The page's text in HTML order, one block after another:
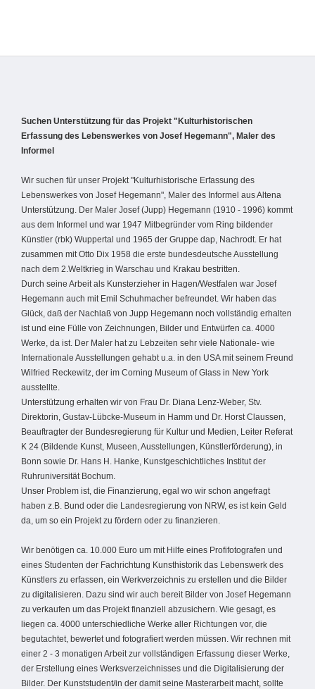
Suchen Unterstützung für das Projekt "Kulturhistorischen
Erfassung des Lebenswerkes von Josef Hegemann", Maler des
Informel
Wir suchen für unser Projekt "Kulturhistorische Erfassung des
Lebenswerkes von Josef Hegemann", Maler des Informel aus Altena
Unterstützung. Der Maler Josef (Jupp) Hegemann (1910 - 1996) kommt
aus dem Informel und war 1947 Mitbegründer vom Ring bildender
Künstler (rbk) Wuppertal und 1965 der Gruppe dap, Nachrodt. Er hat
zusammen mit Otto Dix 1958 die erste bundesdeutsche Ausstellung
nach dem 2.Weltkrieg in Warschau und Krakau bestritten.
Durch seine Arbeit als Kunsterzieher in Hagen/Westfalen war Josef
Hegemann auch mit Emil Schuhmacher befreundet. Wir haben das
Glück, daß der Nachlaß von Jupp Hegemann noch vollständig erhalten
ist und eine Fülle von Zeichnungen, Bilder und Entwürfen ca. 4000
Werke, da ist. Der Maler hat zu Lebzeiten sehr viele Nationale- wie
Internationale Ausstellungen gehabt u.a. in den USA mit seinem Freund
Wilfried Reckewitz, der im Corning Museum of Glass in New York
ausstellte.
Unterstützung erhalten wir von Frau Dr. Diana Lenz-Weber, Stv.
Direktorin, Gustav-Lübcke-Museum in Hamm und Dr. Horst Claussen,
Beauftragter der Bundesregierung für Kultur und Medien, Leiter Referat
K 24 (Bildende Kunst, Museen, Ausstellungen, Künstlerförderung), in
Bonn sowie Dr. Hans H. Hanke, Kunstgeschichtliches Institut der
Ruhruniversität Bochum.
Unser Problem ist, die Finanzierung, egal wo wir schon angefragt
haben z.B. Bund oder die Landesregierung von NRW, es ist kein Geld
da, um so ein Projekt zu fördern oder zu finanzieren.
Wir benötigen ca. 10.000 Euro um mit Hilfe eines Profifotografen und
eines Studenten der Fachrichtung Kunsthistorik das Lebenswerk des
Künstlers zu erfassen, ein Werkverzeichnis zu erstellen und die Bilder
zu digitalisieren. Dazu sind wir auch bereit Bilder von Josef Hegemann
zu verkaufen um das Projekt finanziell abzusichern. Wie gesagt, es
liegen ca. 4000 unterschiedliche Werke aller Richtungen vor, die
begutachtet, bewertet und fotografiert werden müssen. Wir rechnen mit
einer 2 - 3 monatigen Arbeit zur vollständigen Erfassung dieser Werke,
der Erstellung eines Werksverzeichnisses und die Digitalisierung der
Bilder. Der Kunststudent/in der damit seine Masterarbeit macht, sollte